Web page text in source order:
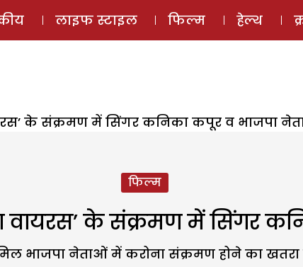
ई-मैगज़ीन
लाइफ स्टाइल फिल्म हेल्थ
के संक्रमण में सिंगर कनिका कपूर व भाजपा
फिल्म
वायरस’ के संक्रमण में सिंगर
भाजपा नेताओं में करोना संक्रमण होने का